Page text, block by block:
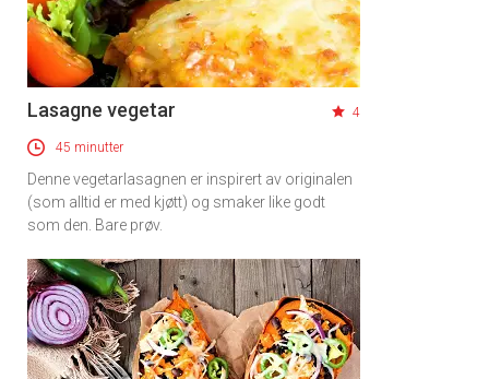
Lasagne vegetar 4
45 minutter
Denne vegetarlasagnen er inspirert av originalen
(som alltid er med kjøtt) og smaker like godt
som den. Bare prøv.